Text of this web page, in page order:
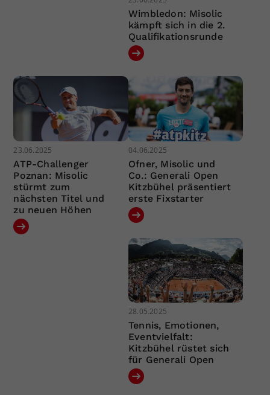
Wimbledon: Misolic
kämpft sich in die 2.
Qualifikationsrunde
23.06.2025
ATP-Challenger
Poznan: Misolic
stürmt zum
nächsten Titel und
zu neuen Höhen
04.06.2025
Ofner, Misolic und
Co.: Generali Open
Kitzbühel präsentiert
erste Fixstarter
28.05.2025
Tennis, Emotionen,
Eventvielfalt:
Kitzbühel rüstet sich
für Generali Open